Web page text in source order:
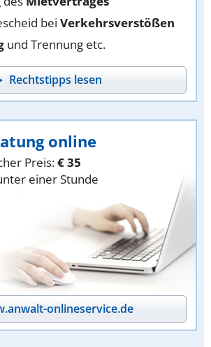
bei Verkehrsverstößen
und Trennung etc.
Rechtstipps lesen
online
Preis:€ 35
einer Stunde
onlineservice.de